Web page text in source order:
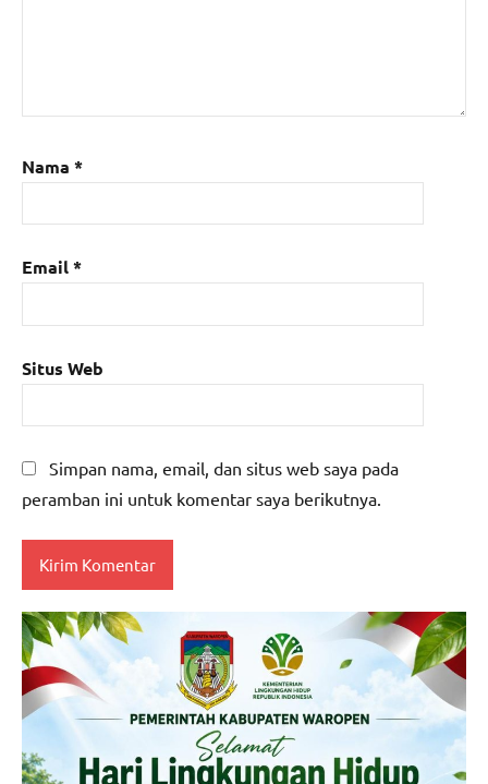
Nama *
Email*
Situs Web
Simpan nama, email, dan situs web saya pada
peramban ini untuk komentar saya berikutnya.